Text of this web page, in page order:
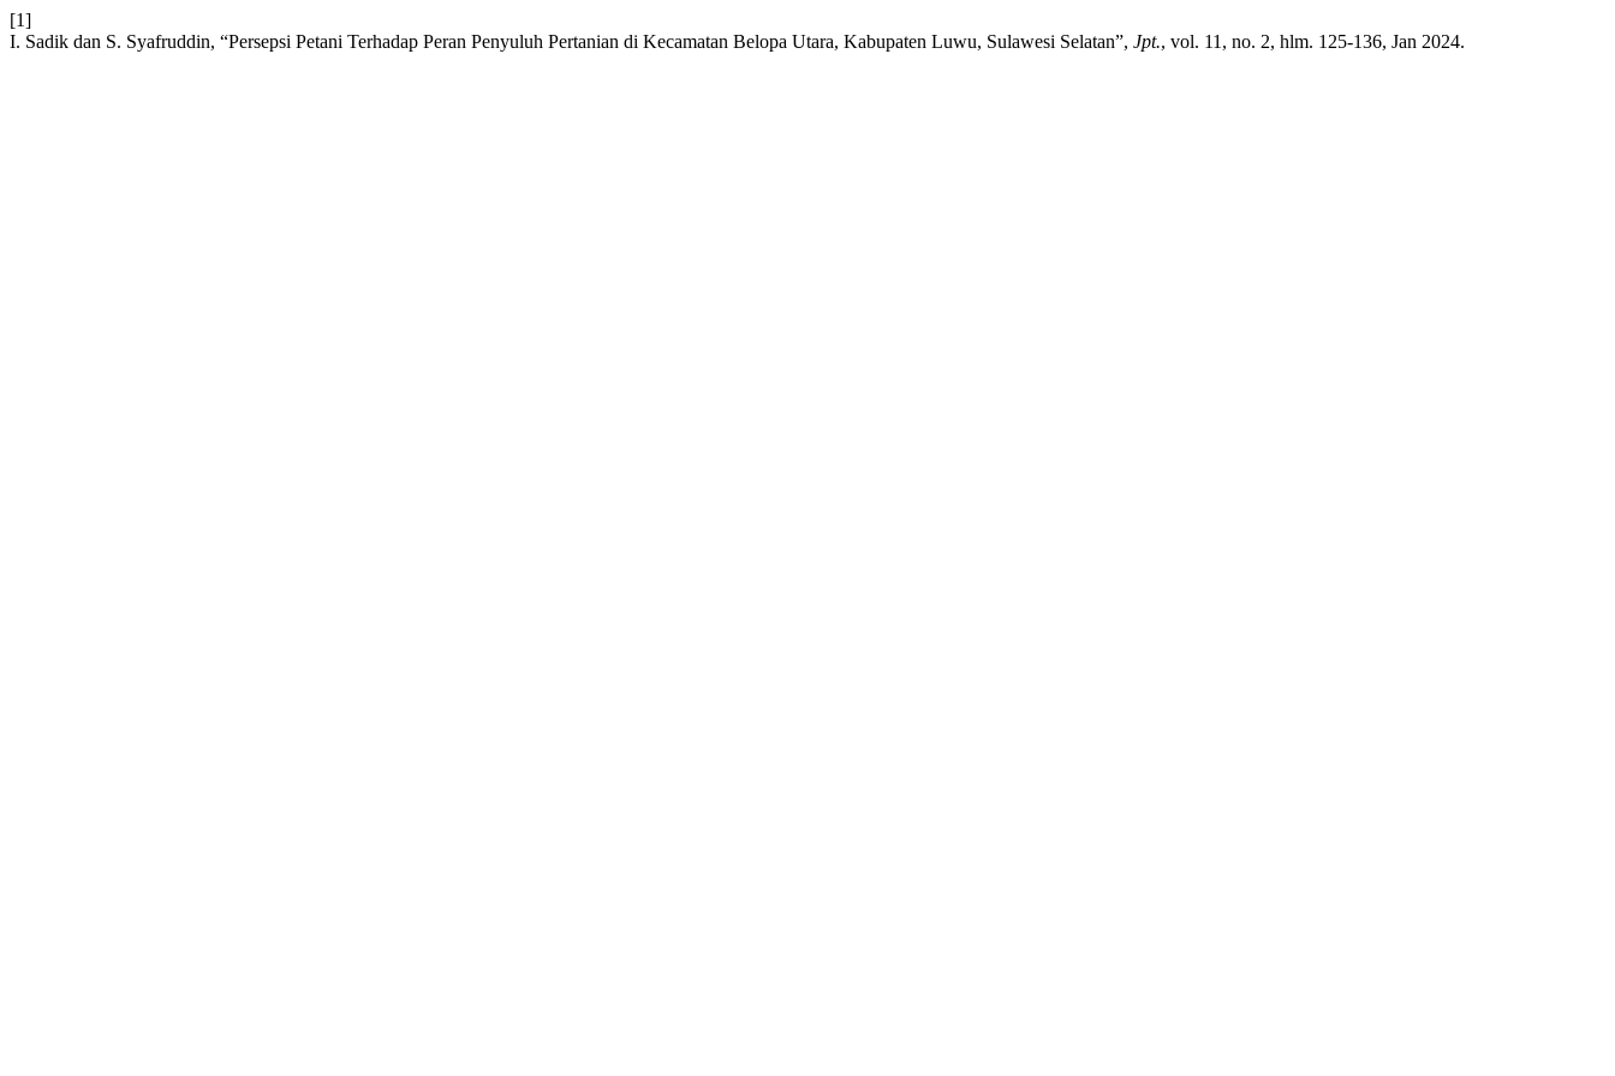
[1]
I. Sadik dan S. Syafruddin, “Persepsi Petani Terhadap Peran Penyuluh Pertanian di Kecamatan Belopa Utara, Kabupaten Luwu, Sulawesi Selatan”, Jpt., vol. 11, no. 2, hlm. 125-136, Jan 2024.